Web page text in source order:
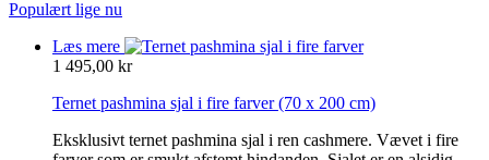
Populært lige nu
Læs mere
1 495,00 kr
Ternet pashmina sjal i fire farver(70 x 200 cm)
Eksklusivt ternet pashmina sjal i ren cashmere. Vævet i fire